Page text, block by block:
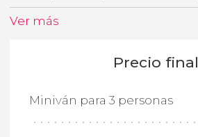
Ver más
Precio final
Miniván para 3 personas